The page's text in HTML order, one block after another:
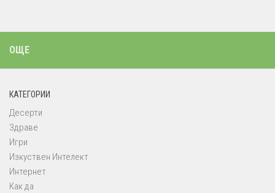
ОЩЕ
КАТЕГОРИИ
Десерти
Здраве
Игри
Изкуствен Интелект
Интернет
Как да